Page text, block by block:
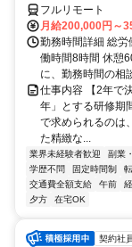
フルリモート
月給200,000円～
勤務時間詳細 総
働時間8時間 休憩
に、勤務時間の相
仕事内容 【2年で
年」とする研修期
で求められるのは
た精緻な...
業界未経験者歓迎 副業
学歴不問
固定時間制
交通費全額支給
午前
夕方
在宅OK
契約社